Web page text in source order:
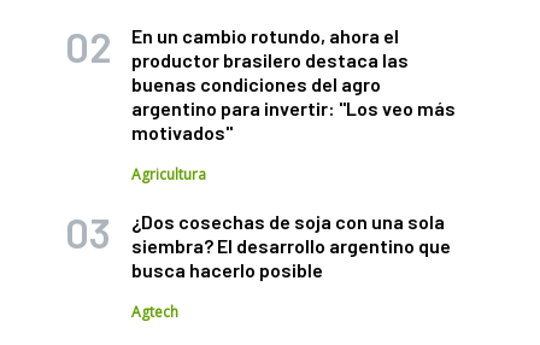
En un cambio rotundo, ahora el
productor brasilero destaca las
buenas condiciones del agro
argentino para invertir: "Los veo más
motivados"
Agricultura
¿Dos cosechas de soja con una sola
siembra? El desarrollo argentino que
busca hacerlo posible
Agtech